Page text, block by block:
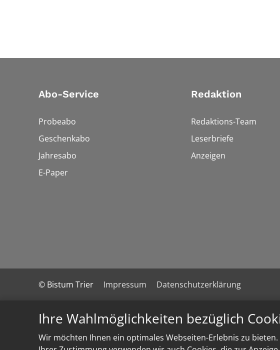
Ihre Wahlmöglichkeiten bezüglich
Wir möchten Ihnen ein optimales Webseiten-Erlebnis zu
Abo-Service
Probeabo
Geschenkabo
Jahresabo
E-Paper
Redaktion
Redaktions-Team
Leserbriefe
Anzeigen
© Bistum Trier Impressum Datenschutzerklärung